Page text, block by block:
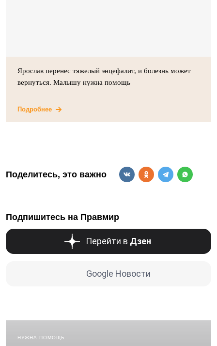
Ярослав перенес тяжелый энцефалит, и болезнь может
вернуться. Малышу нужна помощь
Подробнее
Поделитесь, это важно
Подпишитесь на Правмир
Перейти в Дзен
Google Новости
НУЖНА ПОМОЩЬ